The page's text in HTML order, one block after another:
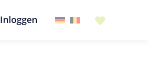
Inloggen